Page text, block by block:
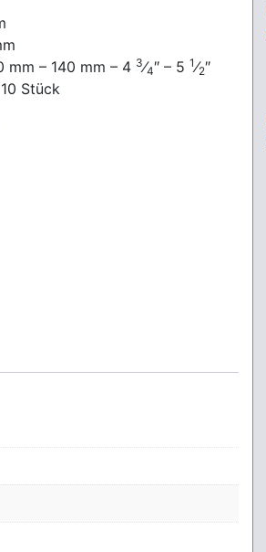
mm – 140 mm – 4 3⁄4″ – 5 1⁄2″
Stück